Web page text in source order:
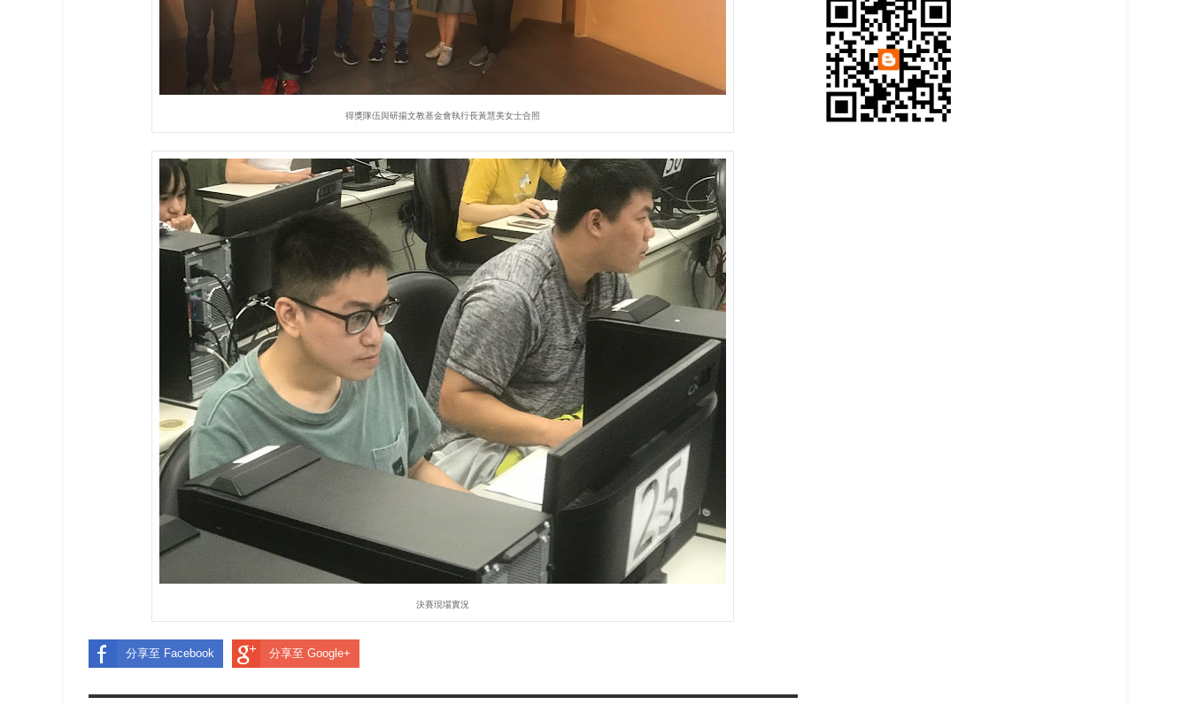
得獎隊伍與研揚文教基金會執行長黃慧美女士合照
決賽現場實況
分享至 Facebook 分享至 Google+